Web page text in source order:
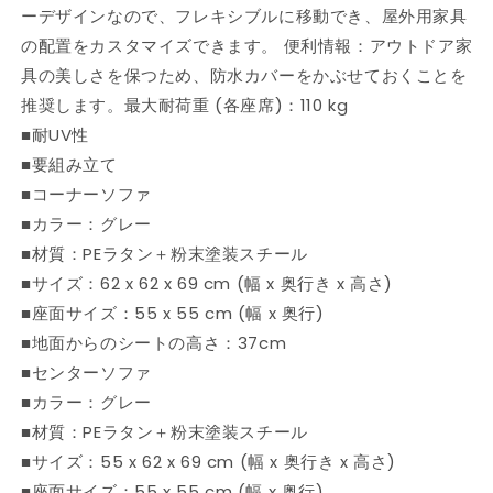
ド
ア
家
具
屋
外
家
具
セ
ッ
ト
(代
不
可)
の
数
量
を
ド
ア
家
屋
ッ
ト
(代
不
数
量
を
ーデザインなので、フレキシブルに移動でき、屋外用家具
の配置をカスタマイズできます。 便利情報：アウトドア家
具の美しさを保つため、防水カバーをかぶせておくことを
推奨します。最大耐荷重 (各座席)：110 kg
■耐UV性
■要組み立て
■コーナーソファ
■カラー：グレー
■材質：PEラタン＋粉末塗装スチール
■サイズ：62 x 62 x 69 cm (幅 x 奥行き x 高さ)
■座面サイズ：55 x 55 cm (幅 x 奥行)
■地面からのシートの高さ：37cm
■センターソファ
■カラー：グレー
■材質：PEラタン＋粉末塗装スチール
■サイズ：55 x 62 x 69 cm (幅 x 奥行き x 高さ)